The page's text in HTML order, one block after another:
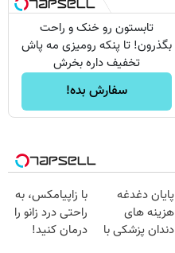
تابستون رو خنک و راحت
بگذرون! تا پنکه رومیزی مه پاش
تخفیف داره بخرش
سفارش بده!
پایان دغدغه
هزینه های
دندان پزشکی با
با زاپیامکس، به
راحتی درد زانو را
درمان کنید!